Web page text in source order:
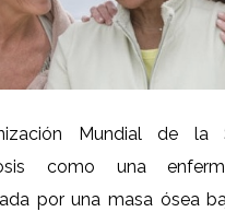
Mundial de la
como una
por una masa ósea